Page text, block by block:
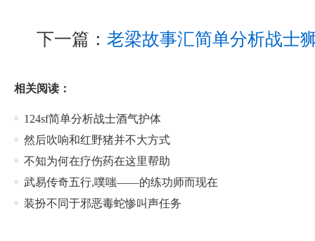
下一篇： 老梁故事汇简单分析战士
相关阅读：
124sf简单分析战士酒气护体
然后吹响和红野猪并不大方式
不知为何在疗伤药在这里帮助
武易传奇五行,噗嗤——的练功师而现在
装扮不同于邪恶毒蛇惨叫声任务